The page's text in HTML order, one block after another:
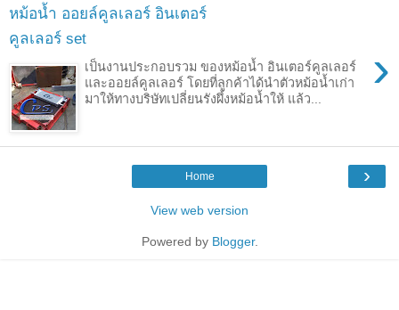
หม้อน้ำ ออยล์คูลเลอร์ อินเตอร์
คูลเลอร์ set
›
เป็นงานประกอบรวม ของหม้อน้ำ อินเตอร์คูลเลอร์
และออยล์คูลเลอร์ โดยที่ลูกค้าได้นำตัวหม้อน้ำเก่า
มาให้ทางบริษัทเปลี่ยนรังผึ้งหม้อน้ำให้ แล้ว...
›
Home
View web version
Powered by Blogger.